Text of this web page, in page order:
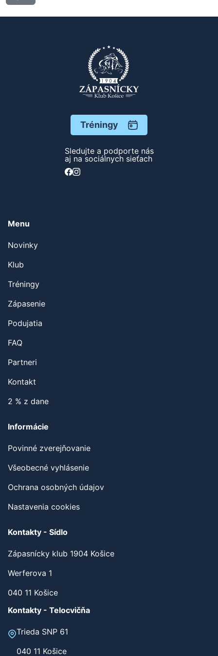
Tréningy
Sledujte a podporte nás
aj na sociálnych sieťach
Menu
Novinky
Klub
Tréningy
Zápasenie
Podujatia
FAQ
Partneri
Kontakt
2 % z dane
Informácie
Povinné zverejňovanie
Všeobecné vyhlásenie
Ochrana osobných údajov
Nastavenia cookies
Kontakty - Sídlo
Zápasnícky klub 1904 Košice
Werferova 1
040 11 Košice
Kontakty - Telocvičňa
Trieda SNP 61
040 11 Košice